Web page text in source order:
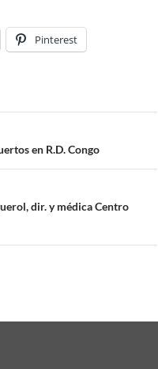
Pinterest
en R.D. Congo
dir. y médica Centro